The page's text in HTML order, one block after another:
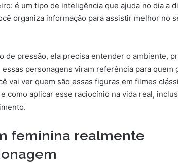
é um tipo de inteligência que ajuda no dia a
organiza informação para assistir melhor no
de pressão, ela precisa entender o ambiente,
personagens viram referência para quem
vai ver quem são essas figuras em filmes
como aplicar esse raciocínio na vida real,
feminina realmente